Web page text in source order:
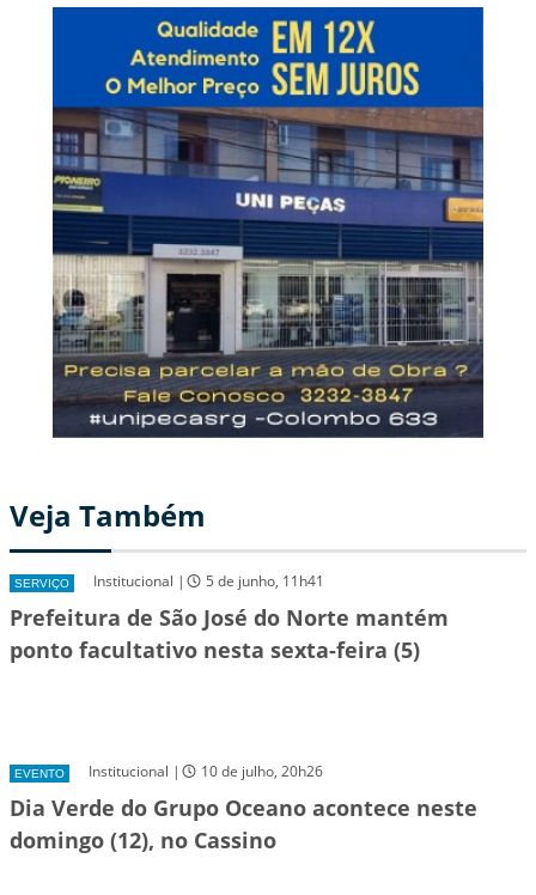
Veja Também
SERVIÇO Institucional | 5 de junho, 11h41
Prefeitura de São José do Norte mantém
ponto facultativo nesta sexta-feira (5)
EVENTO Institucional | 10 de julho, 20h26
Dia Verde do Grupo Oceano acontece neste
domingo (12), no Cassino